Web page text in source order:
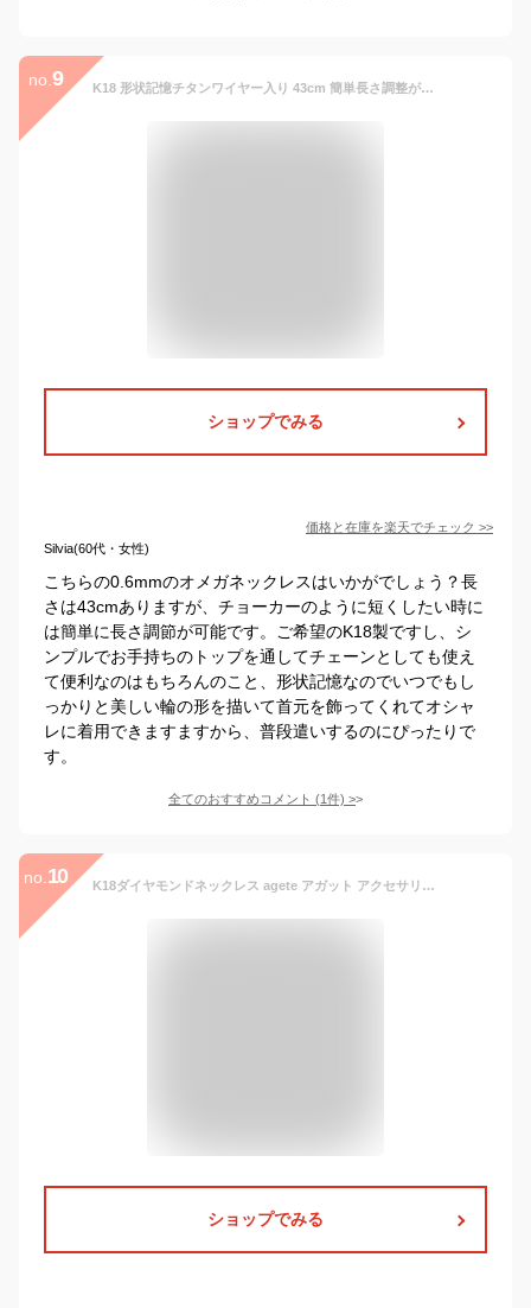
no. 9 K18 形状記憶チタンワイヤー入り 43cm 簡単長さ調整が可能なオメガチェーン 0.6mm幅 安心して使えるオメガネックレス（ペントップ、ミラーボールは別売りです）
ショップでみる
価格と在庫を楽天でチェック >>
Silvia(60代・女性)
こちらの0.6mmのオメガネックレスはいかがでしょう？長
さは43cmありますが、チョーカーのように短くしたい時に
は簡単に長さ調節が可能です。ご希望のK18製ですし、シ
ンプルでお手持ちのトップを通してチェーンとしても使え
て便利なのはもちろんのこと、形状記憶なのでいつでもし
っかりと美しい輪の形を描いて首元を飾ってくれてオシャ
レに着用できますますから、普段遣いするのにぴったりで
す。
全てのおすすめコメント (1件) >
no. 10 K18ダイヤモンドネックレス agete アガット アクセサリー・腕時計 チョーカー ホワイト【送料無料】[Rakuten Fashion]
ショップでみる